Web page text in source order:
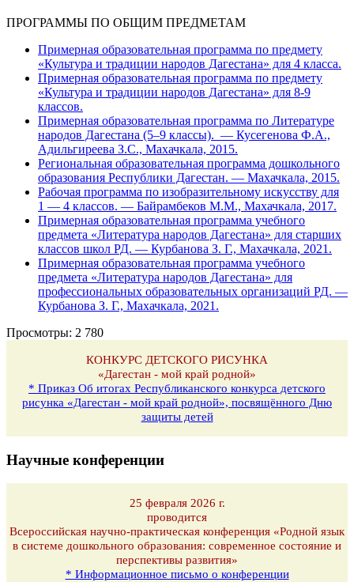
ПРОГРАММЫ ПО ОБЩИМ ПРЕДМЕТАМ
Примерная образовательная программа по предмету
«Культура и традиции народов Дагестана» для 4 класса.
Примерная образовательная программа по предмету
«Культура и традиции народов Дагестана» для 8-9
классов.
Примерная образовательная программа по Литературе
народов Дагестана (5–9 классы). — Кусегенова Ф.А.,
Адильгиреева З.С., Махачкала, 2015.
Региональная образовательная программа дошкольного
образования Республики Дагестан. — Махачкала, 2015.
Рабочая программа по изобразительному искусству для
1 — 4 классов. — Байрамбеков М.М., Махачкала, 2017.
Примерная образовательная программа учебного
предмета «Литература народов Дагестана» для старших
классов школ РД. — Курбанова З. Г., Махачкала, 2021.
Примерная образовательная программа учебного
предмета «Литература народов Дагестана» для
профессиональных образовательных организаций РД. —
Курбанова З. Г., Махачкала, 2021.
Просмотры: 2 780
КОНКУРС ДЕТСКОГО РИСУНКА
«Дагестан - мой край родной»
* Приказ Об итогах Республиканского конкурса детского
рисунка «Дагестан - мой край родной», посвящённого Дню
защиты детей
Научные конференции
25 февраля 2026 г.
проводится
Всероссийская научно-практическая конференция «Родной язык
в системе дошкольного образования: современное состояние и
перспективы развития»
* Информационное письмо о конференции